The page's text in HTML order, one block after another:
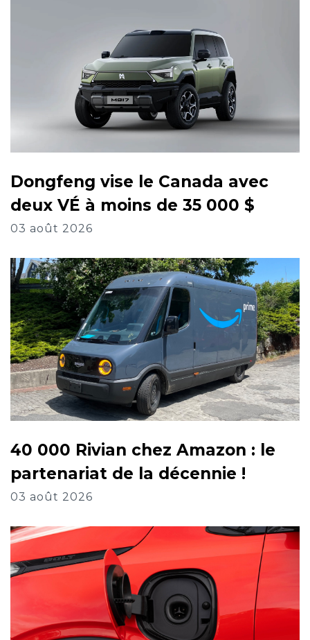
Dongfeng vise le Canada avec
deux VÉ à moins de 35 000 $
03 août 2026
40 000 Rivian chez Amazon : le
partenariat de la décennie !
03 août 2026